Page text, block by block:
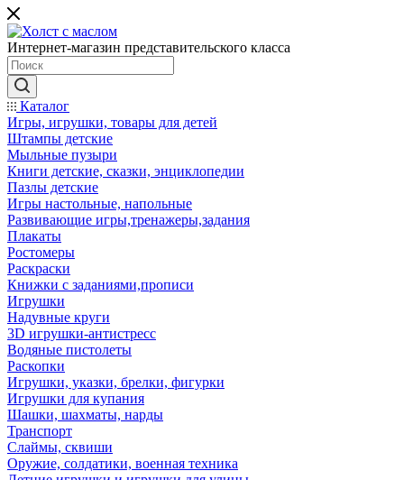
Интернет-магазин представительского класса
Каталог
Игры, игрушки, товары для детей
Штампы детские
Мыльные пузыри
Книги детские, сказки, энциклопедии
Пазлы детские
Игры настольные, напольные
Развивающие игры,тренажеры,задания
Плакаты
Ростомеры
Раскраски
Книжки с заданиями,прописи
Игрушки
Надувные круги
3D игрушки-антистресс
Водяные пистолеты
Раскопки
Игрушки, указки, брелки, фигурки
Игрушки для купания
Шашки, шахматы, нарды
Транспорт
Слаймы, сквиши
Оружие, солдатики, военная техника